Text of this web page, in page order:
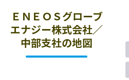
ＥＮＥＯＳグローブ
エナジー株式会社／
中部支社の地図